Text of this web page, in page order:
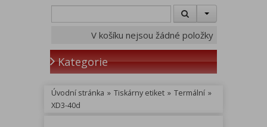
V košíku nejsou žádné položky
Kategorie
Úvodní stránka » Tiskárny etiket » Termální »
XD3-40d